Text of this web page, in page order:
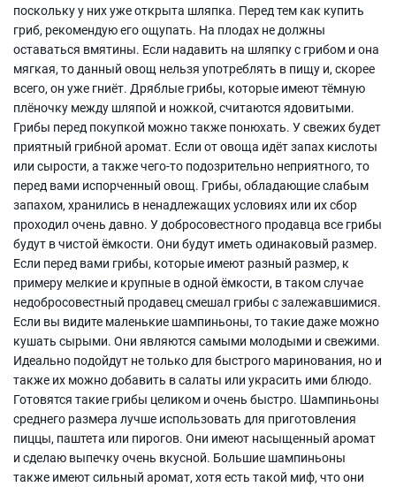
поскольку у них уже открыта шляпка. Перед тем как купить
гриб, рекомендую его ощупать. На плодах не должны
оставаться вмятины. Если надавить на шляпку с грибом и она
мягкая, то данный овощ нельзя употреблять в пищу и, скорее
всего, он уже гниёт. Дряблые грибы, которые имеют тёмную
плёночку между шляпой и ножкой, считаются ядовитыми.
Грибы перед покупкой можно также понюхать. У свежих будет
приятный грибной аромат. Если от овоща идёт запах кислоты
или сырости, а также чего-то подозрительно неприятного, то
перед вами испорченный овощ. Грибы, обладающие слабым
запахом, хранились в ненадлежащих условиях или их сбор
проходил очень давно. У добросовестного продавца все грибы
будут в чистой ёмкости. Они будут иметь одинаковый размер.
Если перед вами грибы, которые имеют разный размер, к
примеру мелкие и крупные в одной ёмкости, в таком случае
недобросовестный продавец смешал грибы с залежавшимися.
Если вы видите маленькие шампиньоны, то такие даже можно
кушать сырыми. Они являются самыми молодыми и свежими.
Идеально подойдут не только для быстрого маринования, но и
также их можно добавить в салаты или украсить ими блюдо.
Готовятся такие грибы целиком и очень быстро. Шампиньоны
среднего размера лучше использовать для приготовления
пиццы, паштета или пирогов. Они имеют насыщенный аромат
и сделаю выпечку очень вкусной. Большие шампиньоны
также имеют сильный аромат, хотя есть такой миф, что они